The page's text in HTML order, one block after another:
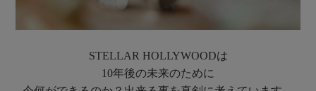
STELLAR HOLLYWOODは​
10年後の未来のために​